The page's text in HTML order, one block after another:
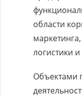
области
логистики и
Объектами